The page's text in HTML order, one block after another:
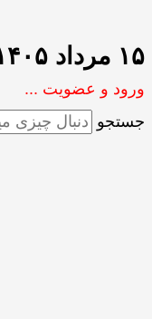
۱۵ مرداد ۱۴۰۵ ساعت ۵:۲۰
ورود و عضویت ...
جستجو